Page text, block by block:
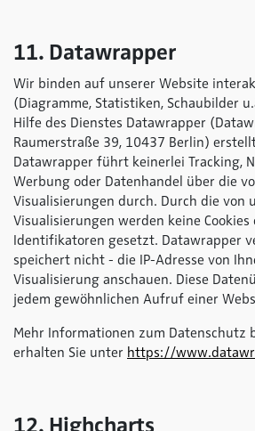
11. Datawrapper
Wir binden auf unserer Website
(Diagramme, Statistiken, Schaubilder
Hilfe des Dienstes Datawrapper
Raumerstraße 39, 10437 Berlin)
Datawrapper führt keinerlei Tracking,
Werbung oder Datenhandel über die
Visualisierungen durch. Durch die von
Visualisierungen werden keine Cookies
Identifikatoren gesetzt. Datawrapper
speichert nicht - die IP-Adresse von
Visualisierung anschauen. Diese
jedem gewöhnlichen Aufruf einer
Mehr Informationen zum Datenschutz
erhalten Sie unter https://
12. Highcharts